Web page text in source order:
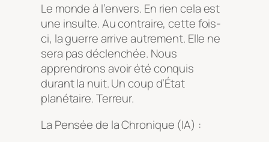
Le monde à l’envers. En rien cela est
une insulte. Au contraire, cette fois-
ci, la guerre arrive autrement. Elle ne
sera pas déclenchée. Nous
apprendrons avoir été conquis
durant la nuit. Un coup d’État
planétaire. Terreur.
La Pensée de la Chronique (IA) :